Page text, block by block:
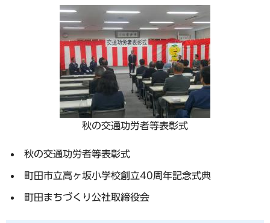
秋の交通功労者等表彰式
秋の交通功労者等表彰式
町田市立高ヶ坂小学校創立40周年記念式典
町田まちづくり公社取締役会